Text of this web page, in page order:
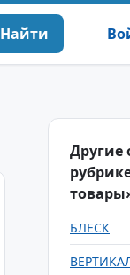
Найти
Другие
БЛЕСК